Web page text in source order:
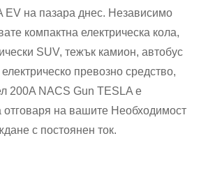
EV на пазара днес. Независимо
компактна електрическа кола,
SUV, тежък камион, автобус
превозно средство,
200A NACS Gun TESLA е
отговаря на вашите Необходимост
с постоянен ток.